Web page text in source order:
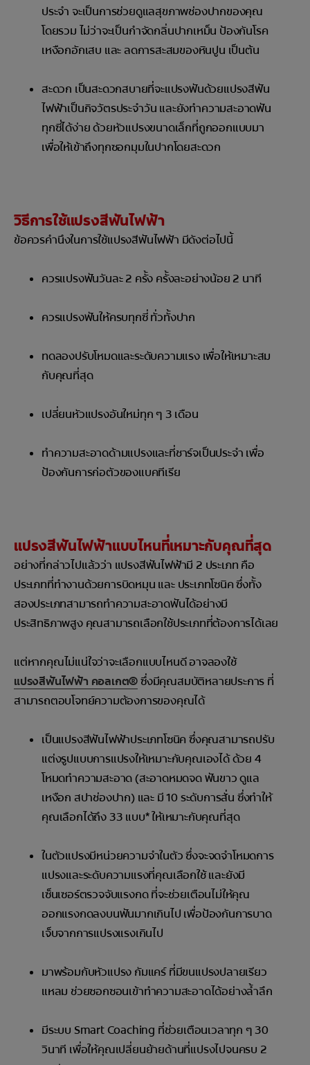
ประจำ จะเป็นการช่วยดูแลสุขภาพช่องปากของคุณ
โดยรวม ไม่ว่าจะเป็นกำจัดกลิ่นปากเหม็น ป้องกันโรค
เหงือกอักเสบ และ ลดการสะสมของหินปูน เป็นต้น
สะดวก เป็นสะดวกสบายที่จะแปรงฟันด้วยแปรงสีฟัน
ไฟฟ้าเป็นกิจวัตรประจำวัน และยังทำความสะอาดฟัน
ทุกซี่ได้ง่าย ด้วยหัวแปรงขนาดเล็กที่ถูกออกแบบมา
เพื่อให้เข้าถึงทุกซอกมุมในปากโดยสะดวก
วิธีการใช้แปรงสีฟันไฟฟ้า
ข้อควรคำนึงในการใช้แปรงสีฟันไฟฟ้า มีดังต่อไปนี้
ควรแปรงฟันวันละ 2 ครั้ง ครั้งละอย่างน้อย 2 นาที
ควรแปรงฟันให้ครบทุกซี่ ทั่วทั้งปาก
ทดลองปรับโหมดและระดับความแรง เพื่อให้เหมาะสม
กับคุณที่สุด
เปลี่ยนหัวแปรงอันใหม่ทุก ๆ 3 เดือน
ทำความสะอาดด้ามแปรงและที่ชาร์จเป็นประจำ เพื่อ
ป้องกันการก่อตัวของแบคทีเรีย
แปรงสีฟันไฟฟ้าแบบไหนที่เหมาะกับคุณที่สุด
อย่างที่กล่าวไปแล้วว่า แปรงสีฟันไฟฟ้ามี 2 ประเภท คือ
ประเภทที่ทำงานด้วยการบิดหมุน และ ประเภทโซนิค ซึ่งทั้ง
สองประเภทสามารถทำความสะอาดฟันได้อย่างมี
ประสิทธิภาพสูง คุณสามารถเลือกใช้ประเภทที่ต้องการได้เลย
แต่หากคุณไม่แน่ใจว่าจะเลือกแบบไหนดี อาจลองใช้
แปรงสีฟันไฟฟ้า คอลเกต®ซึ่งมีคุณสมบัติหลายประการ ที่
สามารถตอบโจทย์ความต้องการของคุณได้
เป็นแปรงสีฟันไฟฟ้าประเภทโซนิค ซึ่งคุณสามารถปรับ
แต่งรูปแบบการแปรงให้เหมาะกับคุณเองได้ ด้วย 4
โหมดทำความสะอาด (สะอาดหมดจด ฟันขาว ดูแล
เหงือก สปาช่องปาก) และ มี 10 ระดับการสั่น ซึ่งทำให้
คุณเลือกได้ถึง 33 แบบ* ให้เหมาะกับคุณที่สุด
ในตัวแปรงมีหน่วยความจำในตัว ซึ่งจะจดจำโหมดการ
แปรงและระดับความแรงที่คุณเลือกใช้ และยังมี
เซ็นเซอร์ตรวจจับแรงกด ที่จะช่วยเตือนไม่ให้คุณ
ออกแรงกดลงบนฟันมากเกินไป เพื่อป้องกันการบาด
เจ็บจากการแปรงแรงเกินไป
มาพร้อมกับหัวแปรง กัมแคร์ ที่มีขนแปรงปลายเรียว
แหลม ช่วยซอกซอนเข้าทำความสะอาดได้อย่างล้ำลึก
มีระบบ Smart Coaching ที่ช่วยเตือนเวลาทุก ๆ 30
วินาที เพื่อให้คุณเปลี่ยนย้ายด้านที่แปรงไปจนครบ 2